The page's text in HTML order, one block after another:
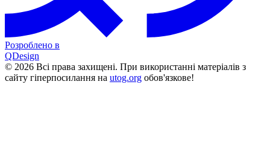
Розроблено в
QDesign
© 2026 Всі права захищені. При використанні матеріалів з
сайту гіперпосилання на utog.org обов'язкове!